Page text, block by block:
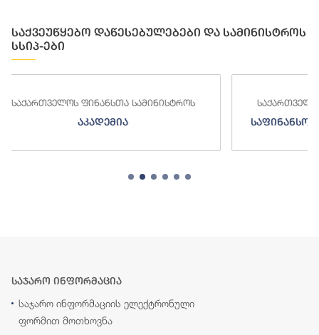
საქვეუწყებო დაწესებულებები და სამინისტროს
სსიპ-ები
საქართველოს ფინანსთა სამინისტროს
საფინანსო-ანალიტიკური სამსახური
საჯარო ინფორმაცია
საჯარო ინფორმაციის ელექტრონული
ფორმით მოთხოვნა